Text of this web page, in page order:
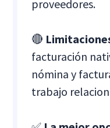
proveedores.
🔴
facturación
nómina y
trabajo